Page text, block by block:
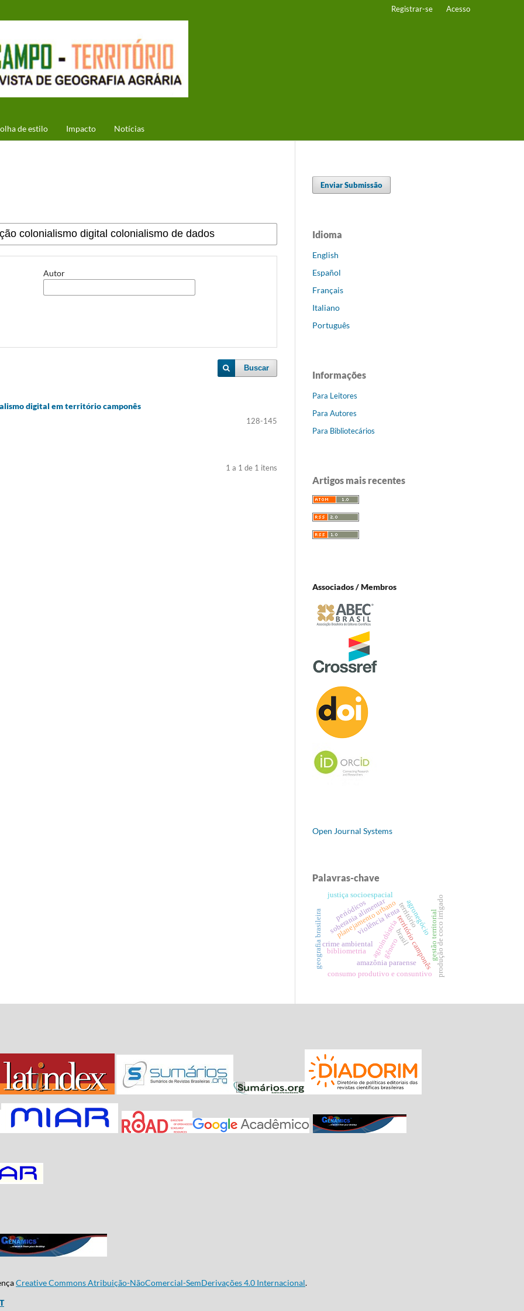
de estilo Impacto Notícias
Registrar-se Acesso
Autor
Buscar
digital em território camponês
128-145
1 a 1 de 1 itens
Enviar Submissão
Idioma
English
Español
Français
Italiano
Português
Informações
Para Leitores
Para Autores
Para Bibliotecários
Artigos mais recentes
Associados / Membros
Open Journal Systems
Palavras-chave
território camponês
violência lenta
agroindústria
soberania alimentar
amazônia paraense
crime ambiental
território
gênero produção de coco irrigado
consumo produtivo e consuntivo
planejamento urbano
justiça socioespacial
geografia brasileira bibliometria
periódicos gestão territorial
agronegócio
brasil
Creative Commons Atribuição-NãoComercial-SemDerivações 4.0 Internacional.